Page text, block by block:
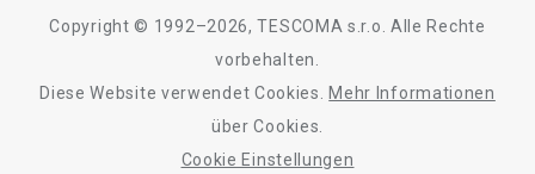
Barrierefreiheit
Copyright © 1992–2026, TESCOMA s.r.o. Alle Rechte
vorbehalten.
Diese Website verwendet Cookies.
Mehr Informationen
über Cookies.
Cookie Einstellungen